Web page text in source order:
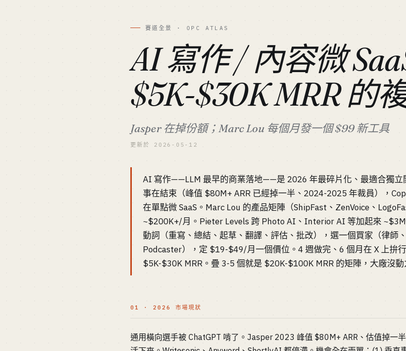
賽道全景 · OPC ATLAS
AI 寫作 / 內容微
$5K-$30K MRR 的
Jasper 在掉份額；Marc Lou 每個月發一個 $99 新工具
更新於 2026-05-12
AI 寫作——LLM 最早的商業落地——是 2026 年最碎片化、最適合獨立
事在結束（峰值 $80M+ ARR 已經掉一半、2024-2025 年裁員），
在單點微 SaaS。Marc Lou 的產品矩陣（ShipFast、ZenVoice、
~$200K+/月。Pieter Levels 跨 Photo AI、Interior AI 等加起來
動詞（重寫、總結、起草、翻譯、評估、批改），選一個買家（律師
Podcaster），定 $19-$49/月一個價位。4 週做完、6 個月在 X 上拚
$5K-$30K MRR。疊 3-5 個就是 $20K-$100K MRR 的矩陣，大廠沒
01 · 2026 市場現狀
通用橫向選手被 ChatGPT 啃了。Jasper 2023 峰值 $80M+ ARR、估值掉一